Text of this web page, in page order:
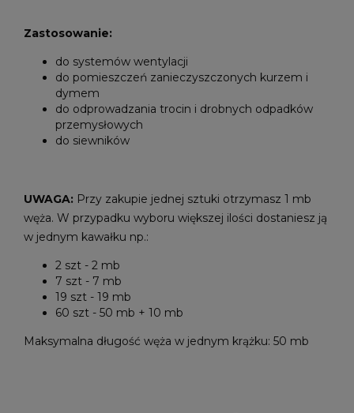
Zastosowanie:
do systemów wentylacji
do pomieszczeń zanieczyszczonych kurzem i
dymem
do odprowadzania trocin i drobnych odpadków
przemysłowych
do siewników
UWAGA: Przy zakupie jednej sztuki otrzymasz 1 mb
węża. W przypadku wyboru większej ilości dostaniesz ją
w jednym kawałku np.:
2 szt - 2 mb
7 szt - 7 mb
19 szt - 19 mb
60 szt - 50 mb + 10 mb
Maksymalna długość węża w jednym krążku: 50 mb